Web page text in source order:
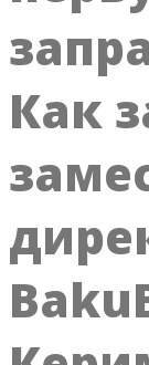
Как